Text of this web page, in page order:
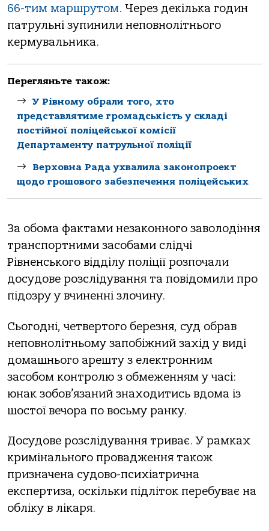
66-тим маршрутом. Через декілька годин
патрульні зупинили неповнолітнього
кермувальника.
Перегляньте також:
У Рівному обрали того, хто
представлятиме громадськість у складі
постійної поліцейської комісії
Департаменту патрульної поліції
Верховна Рада ухвалила законопроект
щодо грошового забезпечення поліцейських
За обома фактами незаконного заволодіння
транспортними засобами слідчі
Рівненського відділу поліції розпочали
досудове розслідування та повідомили про
підозру у вчиненні злочину.
Сьогодні, четвертого березня, суд обрав
неповнолітньому запобіжний захід у виді
домашнього арешту з електронним
засобом контролю з обмеженням у часі:
юнак зобов’язаний знаходитись вдома із
шостої вечора по восьму ранку.
Досудове розслідування триває. У рамках
кримінального провадження також
призначена судово-психіатрична
експертиза, оскільки підліток перебуває на
обліку в лікаря.